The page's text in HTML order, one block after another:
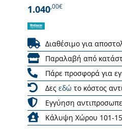
1.040,00€
Διαθέσιμο για
Παραλαβή από
Πάρε προσφορά για
Δες εδώ το κόστος
Εγγύηση
Κάλυψη Χώρου 101-